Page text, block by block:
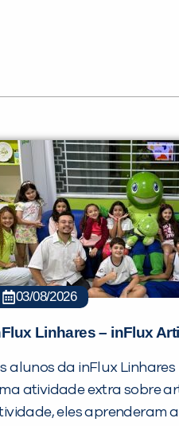
03/08/2026
Linhares – inFlux
alunos da inFlux
atividade extra sobre
eles aprenderam